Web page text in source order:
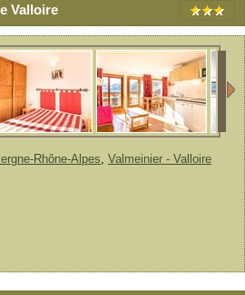
Valloire
Rhône-Alpes, Valmeinier - Valloire